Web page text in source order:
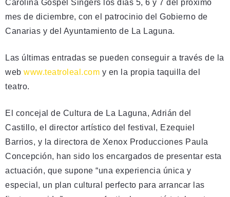
Carolina Góspel Singers los días 5, 6 y 7 del próximo
mes de diciembre, con el patrocinio del Gobierno de
Canarias y del Ayuntamiento de La Laguna.
Las últimas entradas se pueden conseguir a través de la
web www.teatroleal.com y en la propia taquilla del
teatro.
El concejal de Cultura de La Laguna, Adrián del
Castillo, el director artístico del festival, Ezequiel
Barrios, y la directora de Xenox Producciones Paula
Concepción, han sido los encargados de presentar esta
actuación, que supone “una experiencia única y
especial, un plan cultural perfecto para arrancar las